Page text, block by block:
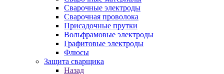
Сварочные электроды
Сварочная проволока
Присадочные прутки
Вольфрамовые электроды
Графитовые электроды
Флюсы
Защита сварщика
Назад